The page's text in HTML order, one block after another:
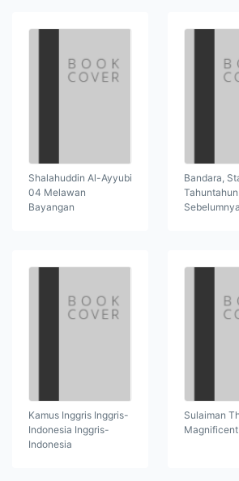
Shalahuddin Al-Ayyubi
04 Melawan
Bayangan
Bandara,
Tahuntahun
Sebelumnya
Kamus Inggris Inggris-
Indonesia Inggris-
Indonesia
Sulaiman
Magnificent